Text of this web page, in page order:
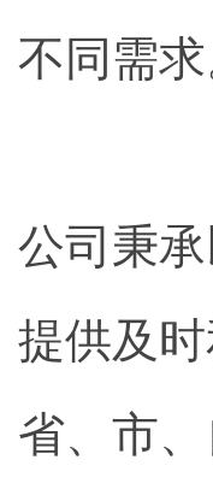
不同需求
公司秉
提供及
省、市